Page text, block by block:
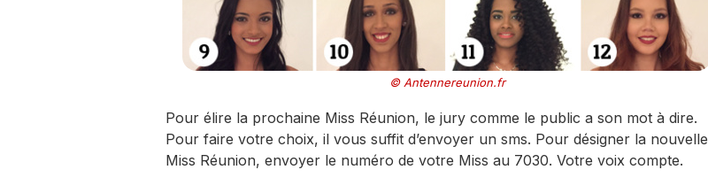
© Antennereunion.fr
Pour élire la prochaine Miss Réunion, le jury comme le public a son mot à dire.
Pour faire votre choix, il vous suffit d’envoyer un sms. Pour désigner la nouvelle
Miss Réunion, envoyer le numéro de votre Miss au 7030. Votre voix compte.